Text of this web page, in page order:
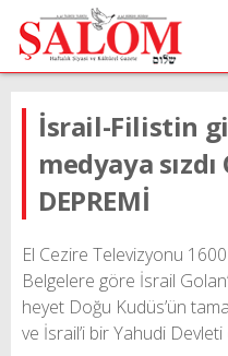
İsrail-Filistin
medyaya sızdı
DEPREMİ
El Cezire Televizyonu 1600
Belgelere göre İsrail
heyet Doğu Kudüs’ün
ve İsrail’i bir Yahudi